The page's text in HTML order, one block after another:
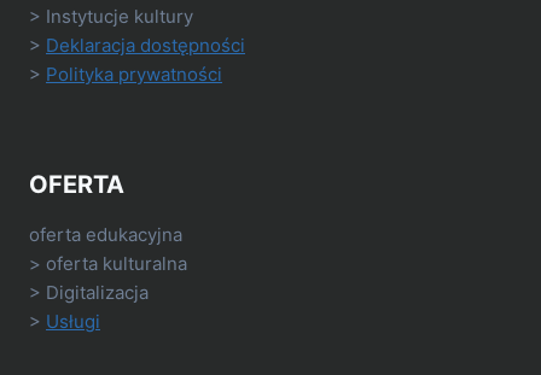
> Instytucje kultury
> Deklaracja dostępności
> Polityka prywatności
OFERTA
oferta edukacyjna
> oferta kulturalna
> Digitalizacja
> Usługi